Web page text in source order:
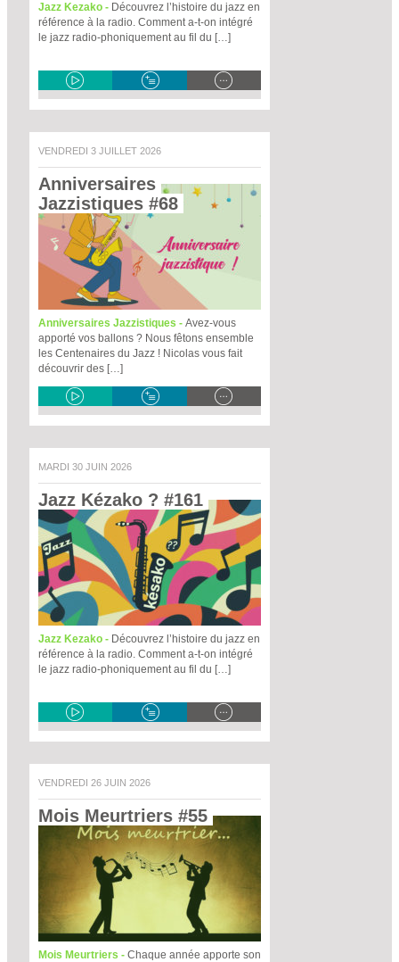
Jazz Kezako - Découvrez l’histoire du jazz en
référence à la radio. Comment a-t-on intégré
le jazz radio-phoniquement au fil du […]
VENDREDI 3 JUILLET 2026
Anniversaires
Jazzistiques #68
Anniversaires Jazzistiques - Avez-vous
apporté vos ballons ? Nous fêtons ensemble
les Centenaires du Jazz ! Nicolas vous fait
découvrir des […]
MARDI 30 JUIN 2026
Jazz Kézako ? #161
Jazz Kezako - Découvrez l’histoire du jazz en
référence à la radio. Comment a-t-on intégré
le jazz radio-phoniquement au fil du […]
VENDREDI 26 JUIN 2026
Mois Meurtriers #55
Mois Meurtriers - Chaque année apporte son